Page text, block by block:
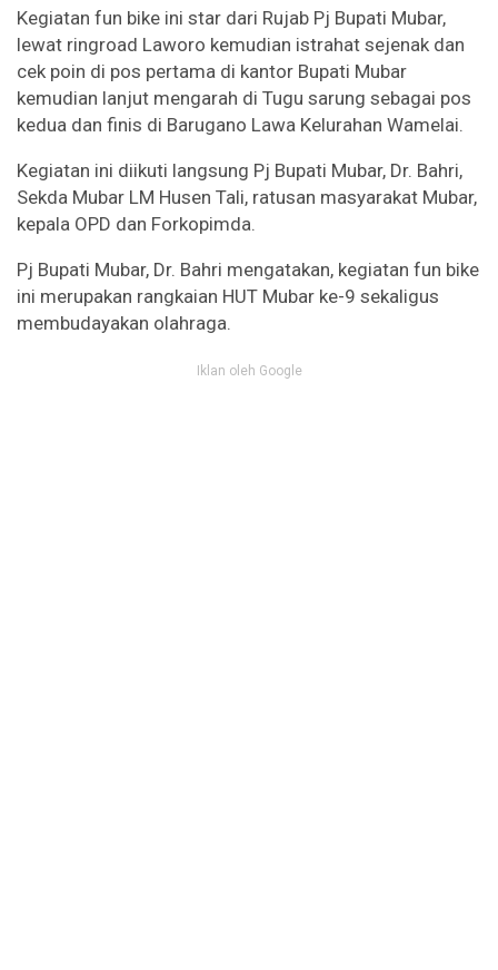
Kegiatan fun bike ini star dari Rujab Pj Bupati Mubar,
lewat ringroad Laworo kemudian istrahat sejenak dan
cek poin di pos pertama di kantor Bupati Mubar
kemudian lanjut mengarah di Tugu sarung sebagai pos
kedua dan finis di Barugano Lawa Kelurahan Wamelai.
Kegiatan ini diikuti langsung Pj Bupati Mubar, Dr. Bahri,
Sekda Mubar LM Husen Tali, ratusan masyarakat Mubar,
kepala OPD dan Forkopimda.
Pj Bupati Mubar, Dr. Bahri mengatakan, kegiatan fun bike
ini merupakan rangkaian HUT Mubar ke-9 sekaligus
membudayakan olahraga.
Iklan oleh Google